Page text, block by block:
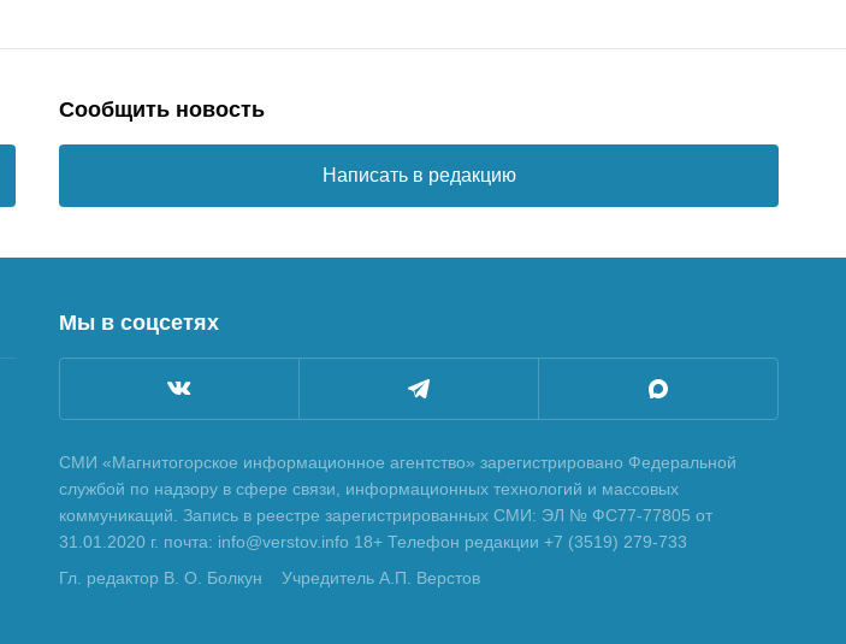
Сообщить новость
Написать в редакцию
Мы в соцсетях
СМИ «Магнитогорское информационное агентство» зарегистрировано Федеральной
службой по надзору в сфере связи, информационных технологий и массовых
коммуникаций. Запись в реестре зарегистрированных СМИ: ЭЛ № ФС77-77805 от
31.01.2020 г. почта: info@verstov.info 18+ Телефон редакции +7 (3519) 279-733
Гл. редактор В. О. Болкун
Учредитель А.П. Верстов